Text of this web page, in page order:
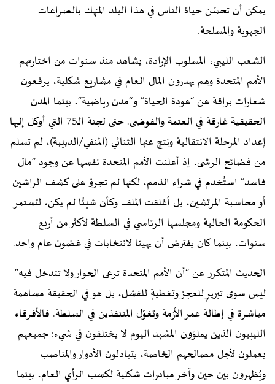
يمكن أن تحسّن حياة الناس في هذا البلد المنهك بالصراعات
الجهوية والمسلحة.
الشعب الليبي، المسلوب الإرادة، يشاهد منذ سنوات من اختارتهم
الأمم المتحدة وهم يهدرون المال العام في مشاريع شكلية، يرفعون
شعارات براقة عن “عودة الحياة” و“مدن رياضية”، بينما المدن
الحقيقية غارقة في العتمة والفوضى. حتى لجنة الـ75 التي أوكل إليها
إعداد المرحلة الانتقالية ونتج عنها الثنائي (المنفي/الدبيبة)، لم تسلم
من فضائح الرشى، إذ أعلنت الأمم المتحدة نفسها عن وجود “مال
فاسد” استُخدم في شراء الذمم، لكنها لم تجرؤ على كشف الراشين
أو محاسبة المرتشين، بل أغلقت الملف وكأن شيئًا لم يكن، لتستمر
الحكومة الحالية ومجلسها الرئاسي في السلطة لأكثر من أربع
سنوات، بينما كان يفترض أن يهيئا لانتخابات في غضون عام واحد.
الحديث المتكرر عن “أن الأمم المتحدة ترعى الحوار ولا تتدخل فيه”
ليس سوى تبريرٍ للعجز وتغطيةٍ للفشل، بل هو في الحقيقة مساهمة
مباشرة في إطالة عمر الأزمة وتغوّل المتنفذين في السلطة. فالأفرقاء
الليبيون الذين يملؤون المشهد اليوم لا يختلفون في شيء: جميعهم
يعملون لأجل مصالحهم الخاصة، يتبادلون الأدوار والمناصب
ويُظهرون بين حين وآخر مبادرات شكلية لكسب الرأي العام، بينما